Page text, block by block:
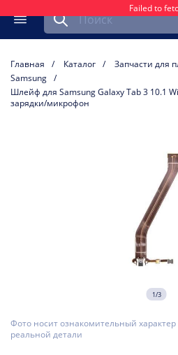
Failed to
Меню
Найти запчасть для
Главная Каталог Запчасти для
Samsung
Шлейф для Samsung Galaxy Tab 3 10.1
зарядки/микрофон
1/3
Фото носит ознакомительный
реальной детали